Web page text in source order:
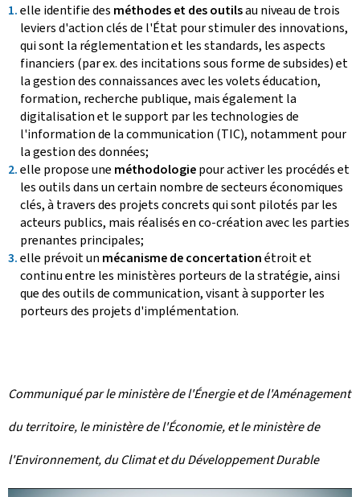
elle identifie des méthodes et des outilsau niveau de trois
leviers d'action clés de l'État pour stimuler des innovations,
qui sont la réglementation et les standards, les aspects
financiers (par ex. des incitations sous forme de subsides) et
la gestion des connaissances avec les volets éducation,
formation, recherche publique, mais également la
digitalisation et le support par les technologies de
l'information de la communication (TIC), notamment pour
la gestion des données;
elle propose une méthodologiepour activer les procédés et
les outils dans un certain nombre de secteurs économiques
clés, à travers des projets concrets qui sont pilotés par les
acteurs publics, mais réalisés en co-création avec les parties
prenantes principales;
elle prévoit un mécanisme de concertationétroit et
continu entre les ministères porteurs de la stratégie, ainsi
que des outils de communication, visant à supporter les
porteurs des projets d'implémentation.
Communiqué par le ministère de l'Énergie et de l'Aménagement
du territoire, le ministère de l'Économie, et le ministère de
l'Environnement, du Climat et du Développement Durable